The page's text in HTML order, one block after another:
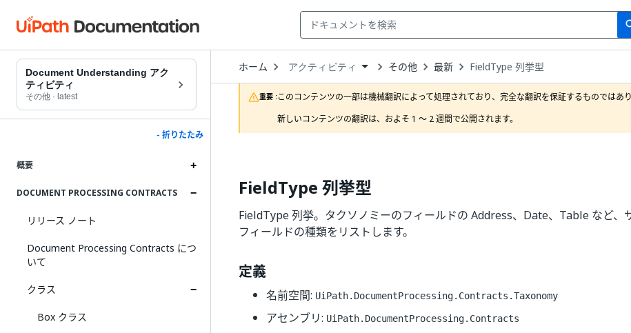
Document Understanding アク
ティビティ
その他 · latest
- 折りたたみ
概要
DOCUMENT PROCESSING CONTRACTS
リリース ノート
Document Processing Contracts につ
いて
クラス
Box クラス
ホーム Open
Dropdown
to
choose
product
アクティビティ その他 最新 FieldType 列挙型
重要 :このコンテンツの一部は機械翻訳によって処理されており、完全な翻訳を保証するものではあり
新しいコンテンツの翻訳は、およそ 1 ～ 2 週間で公開されます。
FieldType 列挙型
FieldType 列挙。タクソノミーのフィールドの Address、Date、Table など、
フィールドの種類をリストします。
定義
名前空間: UiPath.DocumentProcessing.Contracts.Taxonomy
アセンブリ: UiPath.DocumentProcessing.Contracts